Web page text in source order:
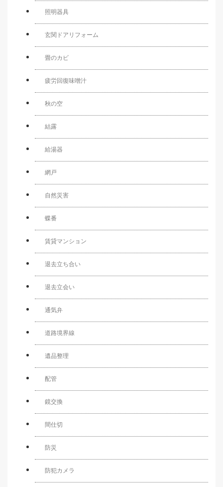
照明器具
玄関ドアリフォーム
畳のカビ
疲労回復味噌汁
秋の空
結露
給湯器
網戸
自然災害
蝶番
賃貸マンション
退去立ち合い
退去立会い
通気弁
道路境界線
遺品整理
配管
鏡交換
間仕切
防災
防犯カメラ